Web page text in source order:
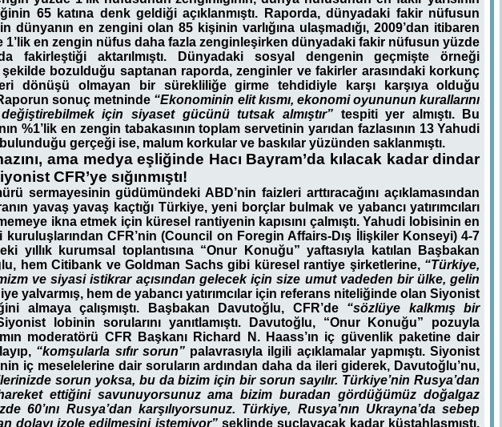
65 katına denk geldiği açıklanmıştı. Raporda, dünyadaki fakir nüfusun
dünyanın en zengini olan 85 kişinin varlığına ulaşmadığı, 2009’dan itibaren
1’lik en zengin nüfus daha fazla zenginleşirken dünyadaki fakir nüfusun yüzde
da fakirleştiği aktarılmıştı. Dünyadaki sosyal dengenin geçmişte örneği
bozulduğu saptanan raporda, zenginler ve fakirler arasındaki korkunç
dönüşü olmayan bir sürekliliğe girme tehdidiyle karşı karşıya olduğu
sonuç metninde “Ekonominin elit kısmı, ekonomi oyununun kurallarını
için siyaset gücünü tutsak almıştır”tespiti yer almıştı. Bu
%1’lik en zengin tabakasının toplam servetinin yarıdan fazlasının 13 Yahudi
gerçeği ise, malum korkular ve baskılar yüzünden saklanmıştı.
ama medya eşliğinde Hacı Bayram’da kılacak kadar dindar
CFR’ye sığınmıştı!
sermayesinin güdümündeki ABD’nin faizleri arttıracağını açıklamasından
yavaş yavaş kaçtığı Türkiye, yeni borçlar bulmak ve yabancı yatırımcıları
ikna etmek için küresel rantiyenin kapısını çalmıştı. Yahudi lobisinin en
CFR’nin (Council on Foregin Affairs-Dış İlişkiler Konseyi) 4-7
yıllık kurumsal toplantısına “Onur Konuğu” yaftasıyla katılan Başbakan
hem Citibank ve Goldman Sachs gibi küresel rantiye şirketlerine, “Türkiye,
ve siyasi istikrar açısından gelecek için size umut vadeden bir ülke, gelin
yalvarmış, hem de yabancı yatırımcılar için referans niteliğinde olan Siyonist
almaya çalışmıştı. Başbakan Davutoğlu, CFR’de “sözlüye kalkmış bir
lobinin sorularını yanıtlamıştı. Davutoğlu, “Onur Konuğu” pozuyla
moderatörü CFR Başkanı Richard N. Haass’ın iç güvenlik paketine dair
“komşularla sıfır sorun”palavrasıyla ilgili açıklamalar yapmıştı. Siyonist
iç meselelerine dair soruların ardından daha da ileri giderek, Davutoğlu’nu,
sorun yoksa, bu da bizim için bir sorun sayılır. Türkiye’nin Rusya’dan
ettiğini savunuyorsunuz ama bizim buradan gördüğümüz doğalgaz
60’ını Rusya’dan karşılıyorsunuz. Türkiye, Rusya’nın Ukrayna’da sebep
dolayı izole edilmesini istemiyor” şeklinde suçlayacak kadar küstahlaşmıştı.